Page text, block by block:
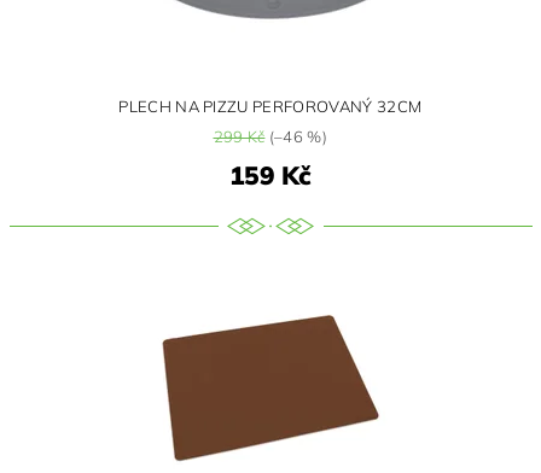
PLECH NA PIZZU PERFOROVANÝ 32CM
299 Kč(–46 %)
159 Kč